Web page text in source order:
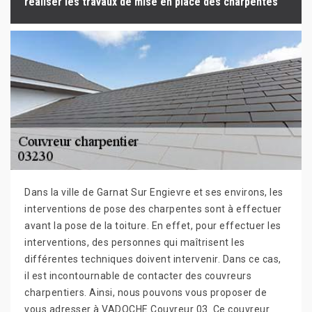
Dans la ville de Garnat Sur Engievre et ses environs, les
interventions de pose des charpentes sont à effectuer
avant la pose de la toiture. En effet, pour effectuer les
interventions, des personnes qui maîtrisent les
différentes techniques doivent intervenir. Dans ce cas,
il est incontournable de contacter des couvreurs
charpentiers. Ainsi, nous pouvons vous proposer de
vous adresser à VADOCHE Couvreur 03. Ce couvreur